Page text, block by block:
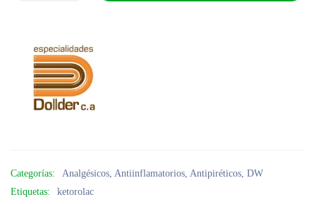
Categorías: Analgésicos, Antiinflamatorios, Antipiréticos, DW
Etiquetas:
ketorolac